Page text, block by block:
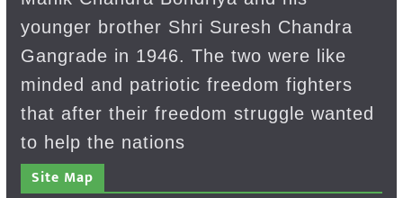
younger brother Shri Suresh Chandra
Gangrade in 1946. The two were like
minded and patriotic freedom fighters
that after their freedom struggle wanted
to help the nations
Site Map